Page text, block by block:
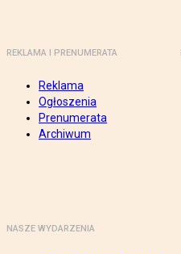
REKLAMA I PRENUMERATA
Reklama
Ogłoszenia
Prenumerata
Archiwum
NASZE WYDARZENIA